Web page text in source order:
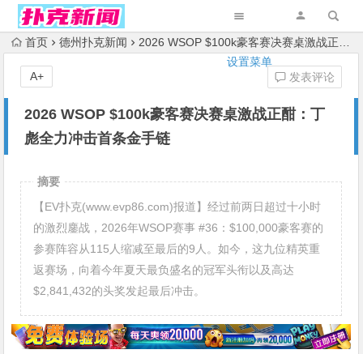
设置菜单
首页 德州扑克新闻 2026 WSOP $100k豪客赛决赛桌激战正酣：丁彪全力冲击首条金手链
2026 WSOP $100k豪客赛决赛桌激战正酣：丁
彪全力冲击首条金手链
发表评论
A+
摘要
【EV扑克(www.evp86.com)报道】经过前两日超过十小时
的激烈鏖战，2026年WSOP赛事 #36：$100,000豪客赛的
参赛阵容从115人缩减至最后的9人。如今，这九位精英重
返赛场，向着今年夏天最负盛名的冠军头衔以及高达
$2,841,432的头奖发起最后冲击。